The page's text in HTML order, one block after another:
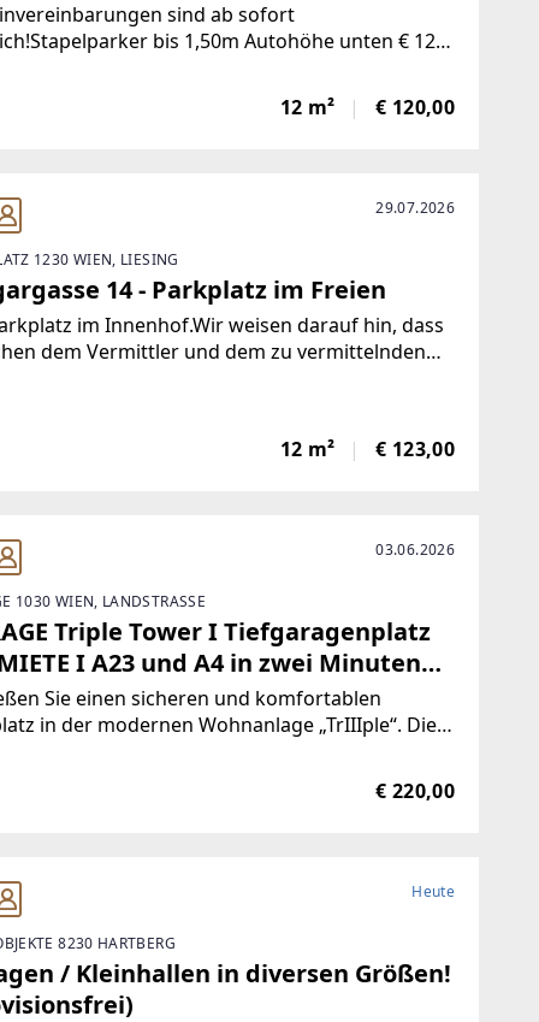
sind ab sofort
bis 1,50m Autohöhe unten € 120,
für Hausverwaltung.Kaution € 100Der Vermittler
12 m² € 120,00
29.07.2026
1230 WIEN, LIESING
14 - Parkplatz im Freien
im Innenhof.Wir weisen darauf hin, dass
dem Vermittler und dem zu vermittelnden
12 m² € 123,00
03.06.2026
1030 WIEN, LANDSTRASSE
Triple Tower I Tiefgaragenplatz
I A23 und A4 in zwei Minuten
| Ideal für Pendler | U-Bahn
U3
Sie einen sicheren und komfortablen
in der modernen Wohnanlage „TrIIIple“. Die
Seiten des Gebäudes sowie eine schnelle
an Tangente und A4 (nur ca. 2 Minuten€ 220,00
Heute
8230 HARTBERG
/ Kleinhallen in diversen Größen!